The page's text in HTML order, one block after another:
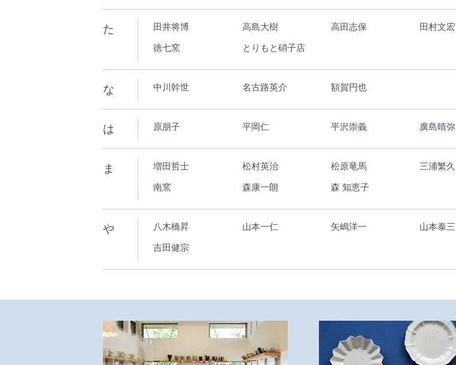
た 田井将博 高島大樹 高田志保 田村文宏
徳七窯
とりもと硝子店
な 中川幹世 名古路英介 額賀円也
は 原朋子 平岡仁 平沢崇義 廣島晴弥
ま 増田哲士 松村英治 松原竜馬 三浦繁久
南窯
森康一朗 森 知恵子
や 八木橋昇 山本一仁 矢嶋洋一 山本泰三
吉田健宗